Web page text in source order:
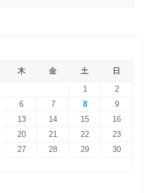
木 金 土
日
1
2
6 7 8
9
13 14 15
16
20 21 22
23
27 28 29
30